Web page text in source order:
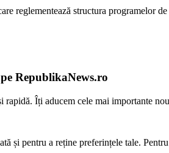
reglementează structura programelor
RepublikaNews.ro
rapidă. Îți aducem cele mai importante
și pentru a reține preferințele tale.